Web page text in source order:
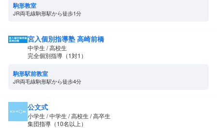
駒形教室
JR両毛線駒形駅から徒歩1分
宮入個別指導塾 高崎前橋
中学生 / 高校生
完全個別指導（1対1）
駒形駅前教室
JR両毛線駒形駅から徒歩4分
公文式
小学生 / 中学生 / 高校生 / 高卒生
集団指導（10名以上）